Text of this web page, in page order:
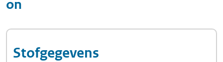
on
Stofgegevens